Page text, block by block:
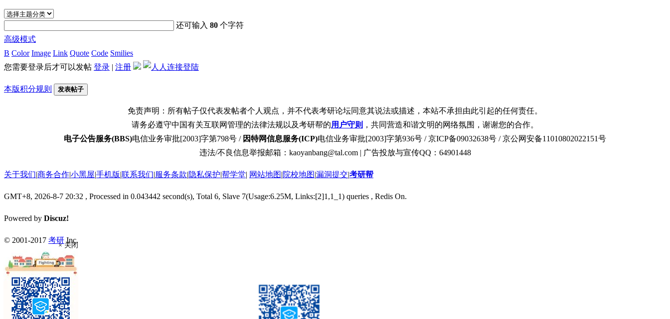
还可输入80 个字符
高级模式
B Color Image Link Quote Code Smilies
您需要登录后才可以发帖 登录 | 注册
本版积分规则 发表帖子
免责声明：所有帖子仅代表发帖者个人观点，并不代表考研论坛同意其说法或描述，本站不承担由此引起的任何责任。
请务必遵守中国有关互联网管理的法律法规以及考研帮的用户守则 ，共同营造和谐文明的网络氛围，谢谢您的合作。
电子公告服务(BBS)电信业务审批[2003]字第798号 / 因特网信息服务(ICP)电信业务审批[2003]字第936号 / 京ICP备09032638号 / 京公网安备11010802022151号
违法/不良信息举报邮箱：kaoyanbang@tal.com | 广告投放与宣传QQ：64901448
关于我们|商务合作|小黑屋|手机版|联系我们|服务条款|隐私保护|帮学堂| 网站地图|院校地图|漏洞提交|考研帮
GMT+8, 2026-8-7 20:32 , Processed in 0.043442 second(s), Total 6, Slave 7(Usage:6.25M, Links:[2]1,1_1) queries , Redis On.
Powered by Discuz!
© 2001-2017 考研Inc.
返回顶部 返回版块
× 关闭